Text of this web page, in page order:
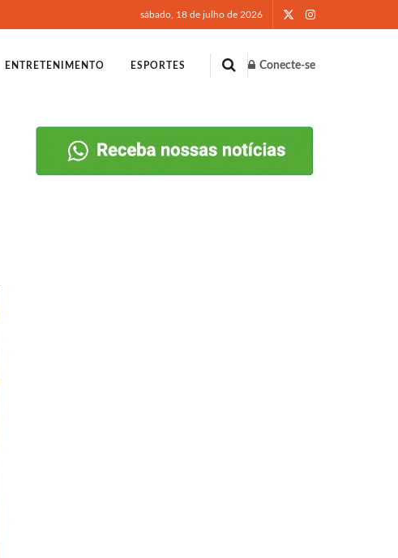
sábado, 18 de julho de 2026
ENTRETENIMENTO ESPORTES Conecte-se